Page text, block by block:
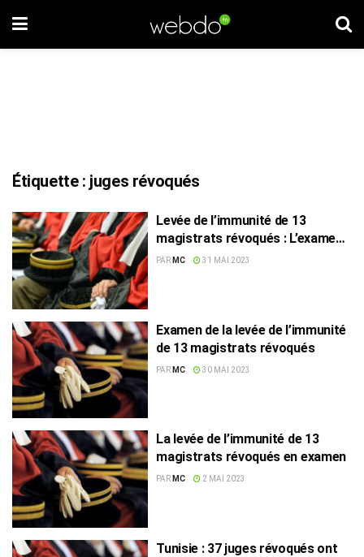
Étiquette : juges révoqués
Levée de l’immunité de 13
magistrats révoqués : L’examen
reporté au 20 juin
PAR MC 31 MAI 2023
Examen de la levée de l’immunité
de 13 magistrats révoqués
PAR MC 30 MAI 2023
La levée de l’immunité de 13
magistrats révoqués en examen
PAR MC 2 MAI 2023
Tunisie : 37 juges révoqués ont